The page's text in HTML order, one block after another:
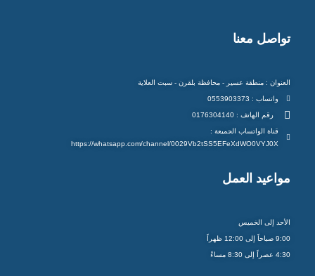
تواصل معنا
العنوان : منطقة عسير - محافظة بلقرن - سبت العلاية
واتساب : 0553903373
رقم الهاتف : 0176304140
قناة الواتساب الجميعة :
https://whatsapp.com/channel/0029Vb2tSS5EFeXdWO0VYJ0X
مواعيد العمل
الأحد إلى الخميس
9:00 صباحاً إلى 12:00 ظهراً
4:30 عصراً إلى 8:30 مساءً